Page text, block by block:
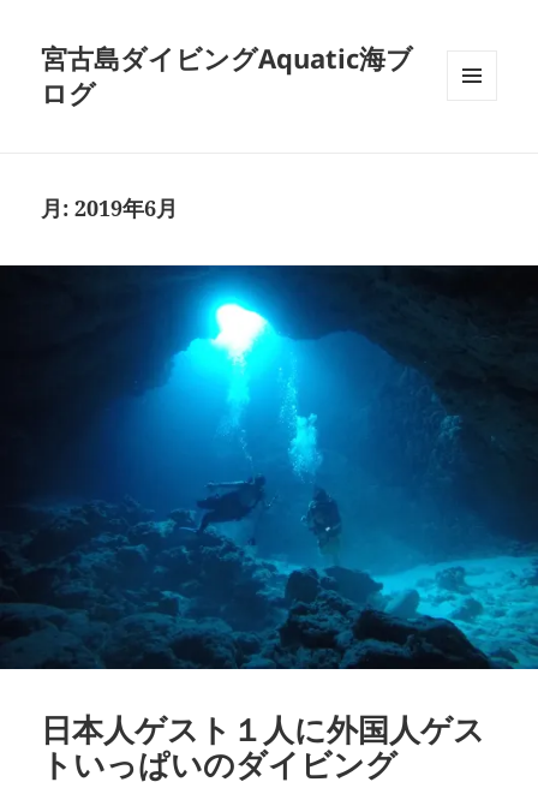
宮古島ダイビングAquatic海ブ
ログ
月:2019年6月
日本人ゲスト１人に外国人ゲス
トいっぱいのダイビング